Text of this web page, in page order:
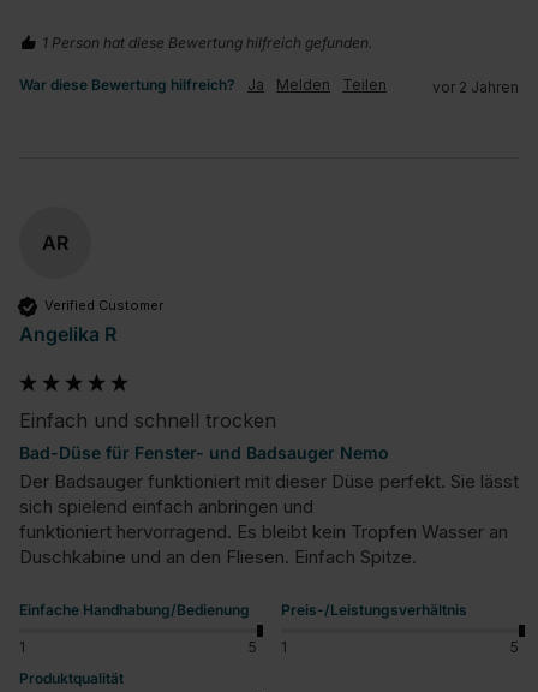
1 Person hat diese Bewertung hilfreich gefunden.
War diese Bewertung hilfreich? Ja Melden Teilen vor 2 Jahren
AR
Verified Customer
Angelika R
Einfach und schnell trocken
Bad-Düse für Fenster- und Badsauger Nemo
Der Badsauger funktioniert mit dieser Düse perfekt. Sie lässt
sich spielend einfach anbringen und
funktioniert hervorragend. Es bleibt kein Tropfen Wasser an
Duschkabine und an den Fliesen. Einfach Spitze.
Einfache Handhabung/Bedienung
1 5
Preis-/Leistungsverhältnis
1
5
Produktqualität